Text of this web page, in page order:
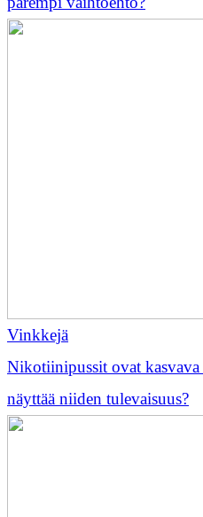
Vinkkejä
Nikotiinipussit ovat
näyttää niiden tulevaisuus?